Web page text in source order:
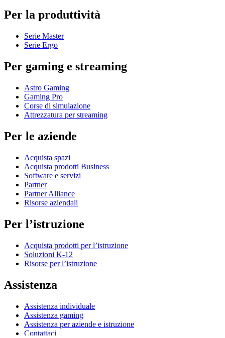
Per la produttività
Serie Master
Serie Ergo
Per gaming e streaming
Astro Gaming
Gaming Pro
Corse di simulazione
Attrezzatura per streaming
Per le aziende
Acquista spazi
Acquista prodotti Business
Software e servizi
Partner
Partner Alliance
Risorse aziendali
Per l’istruzione
Acquista prodotti per l’istruzione
Soluzioni K-12
Risorse per l’istruzione
Assistenza
Assistenza individuale
Assistenza gaming
Assistenza per aziende e istruzione
Contattaci